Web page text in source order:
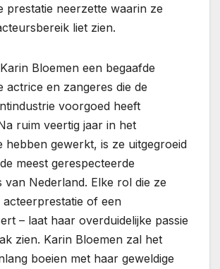
prestatie neerzette waarin ze
liet zien.
Bloemen een begaafde
actrice en zangeres die de
voorgoed heeft
ruim veertig jaar in het
hebben gewerkt, is ze uitgegroeid
meest gerespecteerde
van Nederland. Elke rol die ze
acteerprestatie of een
– laat haar overduidelijke passie
zien. Karin Bloemen zal het
boeien met haar geweldige